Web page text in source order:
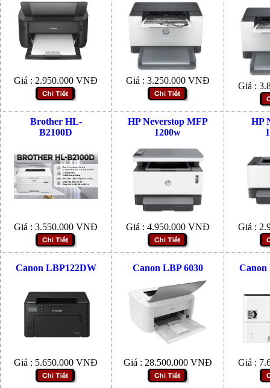
Giá : 2.950.000 VNĐ Giá : 3.250.000 VNĐ
Giá :
Brother HL-
B2100D
Giá :3.550.000 VNĐ
HP Neverstop MFP
1200w
Giá : 4.950.000 VNĐ
HP
Giá :
Canon LBP122DW
Giá : 5.650.000 VNĐ
Canon LBP 6030
Giá : 28.500.000 VNĐ
Canon
Giá :